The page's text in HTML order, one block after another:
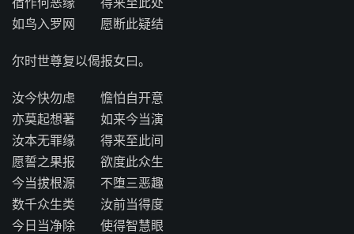
如鸟入罗网 愿断此疑结
尔时世尊复以偈报女曰。
汝今快勿虑 憺怕自开意
亦莫起想著 如来今当演
汝本无罪缘 得来至此间
愿誓之果报 欲度此众生
今当拔根源 不堕三恶趣
数千众生类 汝前当得度
今日当净除 使得智慧眼